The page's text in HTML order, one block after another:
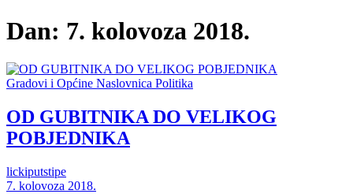
Dan: 7. kolovoza 2018.
Gradovi i Općine Naslovnica Politika
OD GUBITNIKA DO VELIKOG
POBJEDNIKA
lickiputstipe
7. kolovoza 2018.